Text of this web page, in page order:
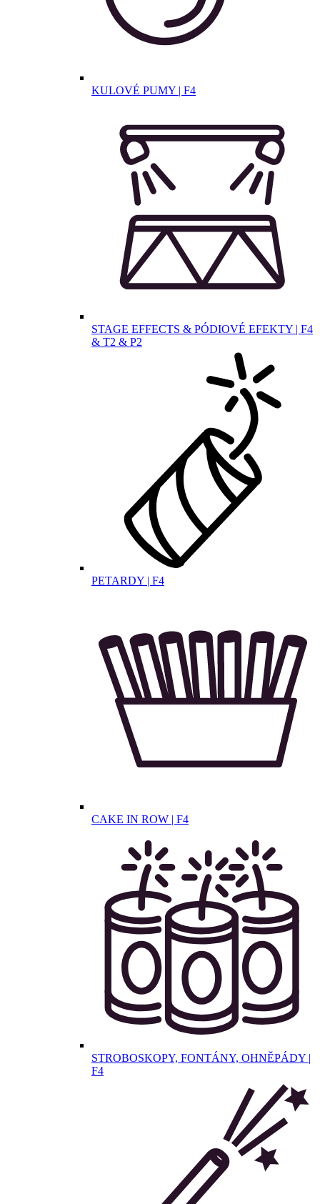
KULOVÉ PUMY | F4
STAGE EFFECTS & PÓDIOVÉ EFEKTY | F4
& T2 & P2
PETARDY | F4
CAKE IN ROW | F4
STROBOSKOPY, FONTÁNY, OHNĚPÁDY |
F4